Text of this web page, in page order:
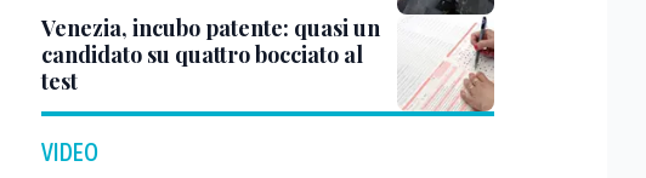
Venezia, incubo patente: quasi un
candidato su quattro bocciato al
test
VIDEO